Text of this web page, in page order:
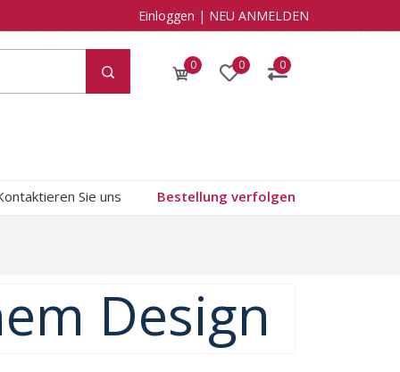
Einloggen | NEU ANMELDEN
0 0 0
Sie uns Bestellung verfolgen
Design